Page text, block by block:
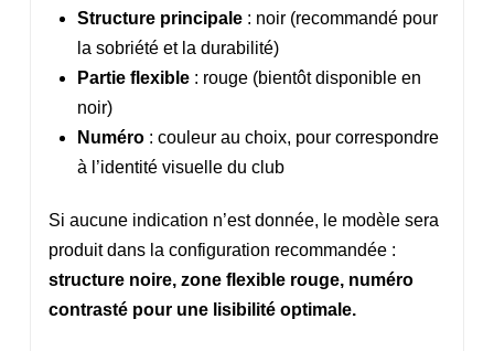
Structure principale : noir (recommandé pour
la sobriété et la durabilité)
Partie flexible : rouge (bientôt disponible en
noir)
Numéro : couleur au choix, pour correspondre
à l’identité visuelle du club
Si aucune indication n’est donnée, le modèle sera
produit dans la configuration recommandée :
structure noire, zone flexible rouge, numéro
contrasté pour une lisibilité optimale.